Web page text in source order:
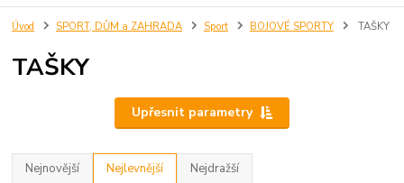
Úvod SPORT, DŮM a ZAHRADA Sport BOJOVÉ SPORTY TAŠKY
TAŠKY
Upřesnit parametry
Nejnovější Nejlevnější Nejdražší